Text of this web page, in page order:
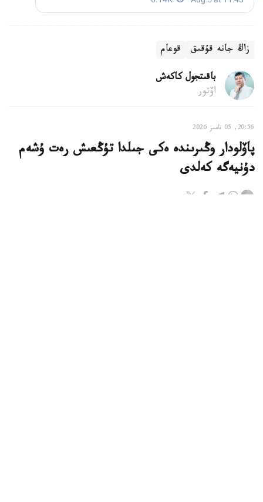
زاڭ جانە قۇقىق قوعام
باقىتجول كاكەش
اۆتور
20:56, 05 تامىز 2026
پاۆلودار وڭىرىندە ەكى جىلدا تۇڭعىش رەت ۇشەم
دۇنيەگە كەلدى